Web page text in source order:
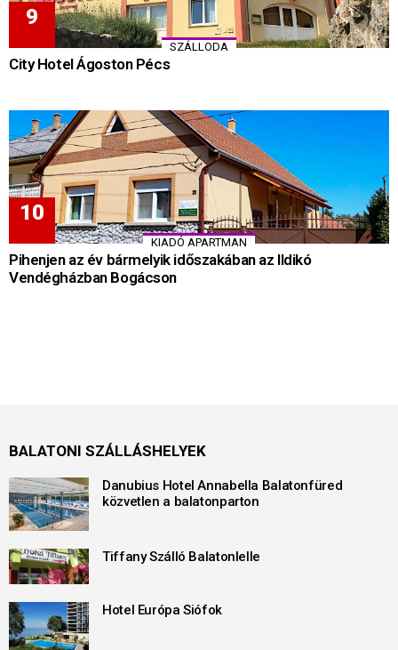
SZÁLLODA
City Hotel Ágoston Pécs
KIADÓ APARTMAN
Pihenjen az év bármelyik időszakában az Ildikó
Vendégházban Bogácson
BALATONI SZÁLLÁSHELYEK
Danubius Hotel Annabella Balatonfüred
közvetlen a balatonparton
Tiffany Szálló Balatonlelle
Hotel Európa Siófok